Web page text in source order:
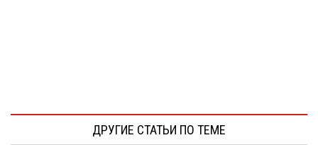
ДРУГИЕ СТАТЬИ ПО ТЕМЕ